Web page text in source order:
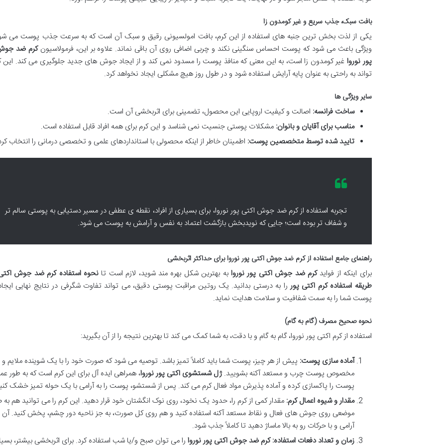
بافت سبک، جذب سریع و غیر کومدون زا
یکی از لذت بخش ترین جنبه های استفاده از این کرم، بافت امولسیونی رقیق و سبک آن است که به سرعت جذب پوست می
ویژگی باعث می شود که پوست احساس سنگینی نکند و چربی اضافی روی آن باقی نماند. علاوه بر این، فرمولاسیونکرم ضد
پور نورواغیر کومدون زا است، به این معنی که منافذ پوست را مسدود نمی کند و از ایجاد جوش های جدید جلوگیری می کند. این
تواند به راحتی به عنوان پایه آرایش استفاده شود و در طول روز هیچ مشکلی ایجاد نخواهد کرد.
سایر ویژگی ها
ساخت فرانسه: اصالت و کیفیت اروپایی این محصول، تضمینی برای اثربخشی آن است.
مناسب برای آقایان و بانوان: مشکلات پوستی جنسیت نمی شناسد و این کرم برای همه افراد قابل استفاده است.
تایید شده توسط متخصصین پوست: اطمینان خاطر از اینکه محصولی با استانداردهای علمی و تخصصی درمانی را انتخاب
تجربه استفاده از کرم ضد جوش اکتی پور نوروا، برای بسیاری از افراد، نقطه ی عطفی در مسیر دستیابی به پوستی سالم تر
و شفاف تر بوده است؛ جایی که نویدبخش بازگشت اعتماد به نفس و آرامش به پوست می شود.
راهنمای جامع استفاده از کرم ضد جوش اکتی پور نوروا برای حداکثر اثربخشی
برای اینکه از فوایدکرم ضد جوش اکتی پور نوروابه بهترین شکل بهره مند شوید، لازم است تانحوه استفاده کرم ضد جوش
طریقه استفاده کرم اکتی پور را به درستی بدانید. یک روتین مراقبت پوستی دقیق، می تواند تفاوت شگرفی در نتایج نهایی
پوست شما را به سمت شفافیت و سلامت هدایت نماید.
نحوه صحیح مصرف (گام به گام)
استفاده از کرم اکتی پور نوروا، گام به گام و با دقت، به شما کمک می کند تا بهترین نتیجه را از آن بگیرید:
آماده سازی پوست: پیش از هر چیز، پوست شما باید کاملاً تمیز باشد. توصیه می شود که صورت خود را با یک شوینده ملایم و
مخصوص پوست چرب و مستعد آکنه بشویید.ژل شستشوی اکتی پور نوروا، همراهی ایده آل برای این کرم است که به طور
پوست را پاکسازی کرده و آماده پذیرش مواد فعال کرم می کند. پس از شستشو، پوست را به آرامی با یک حوله تمیز خشک
مقدار و شیوه اعمال کرم: مقدار کمی از کرم را، حدود یک نخود، روی نوک انگشتان خود قرار دهید. این کرم را می توانید هم
موضعی روی جوش های فعال و نقاط مستعد آکنه استفاده کنید و هم روی کل صورت، به جز ناحیه دور چشم، پخش کنید. آن
آرامی و با حرکات رو به بالا ماساژ دهید تا کاملاً جذب شود.
زمان و تعداد دفعات استفاده: کرم ضد جوش اکتی پور نوروا را می توان صبح و/یا شب استفاده کرد. برای اثربخشی بیشتر،